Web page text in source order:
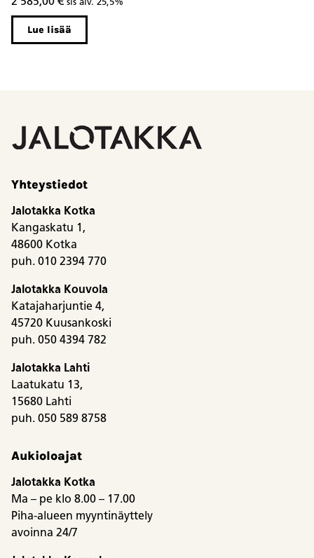
Lue lisää
Yhteystiedot
Jalotakka Kotka
Kangaskatu 1,
48600 Kotka
puh. 010 2394 770
Jalotakka Kouvola
Katajaharjuntie 4,
45720 Kuusankoski
puh. 050 4394 782
Jalotakka Lahti
Laatukatu 13,
15680 Lahti
puh. 050 589 8758
Aukioloajat
Jalotakka Kotka
Ma – pe klo 8.00 – 17.00
Piha-alueen myyntinäyttely
avoinna 24/7